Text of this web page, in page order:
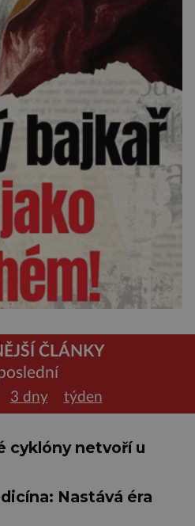
ČLÁNKY
3 dny týden
cyklóny netvoří u
Nastává éra